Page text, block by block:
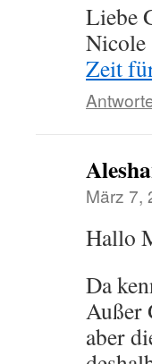
Liebe
Nicole
Zeit
März 7,
Hallo
Da
Außer
aber